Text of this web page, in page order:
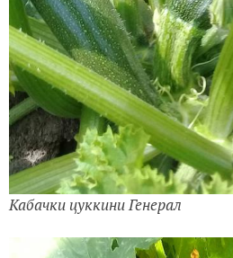
Кабачки цуккини Генерал